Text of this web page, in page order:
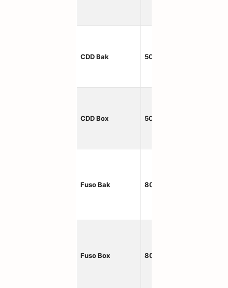
CDD Bak 5000kg
CDD Box 5000kg
Fuso Bak 8000kg
Fuso Box 8000kg